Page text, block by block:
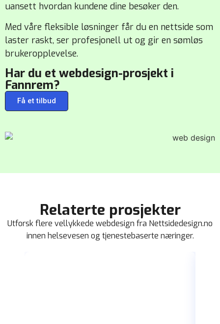
uansett hvordan kundene dine besøker den.
Med våre fleksible løsninger får du en nettside som
laster raskt, ser profesjonell ut og gir en sømløs
brukeropplevelse.
Har du et webdesign-prosjekt i
Fannrem?
Få et tilbud
Relaterte prosjekter
Utforsk flere vellykkede webdesign fra Nettsidedesign.no
innen helsevesen og tjenestebaserte næringer.